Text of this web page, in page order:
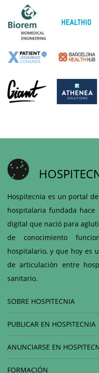
Hospitecnia es un portal
hospitalaria fundada
digital que nació para
de conocimiento
hospitalario, y que hoy es
de articulación entre
sanitario.
SOBRE HOSPITECNIA
PUBLICAR EN HOSPITECNIA
ANUNCIARSE EN
FORMACIÓN